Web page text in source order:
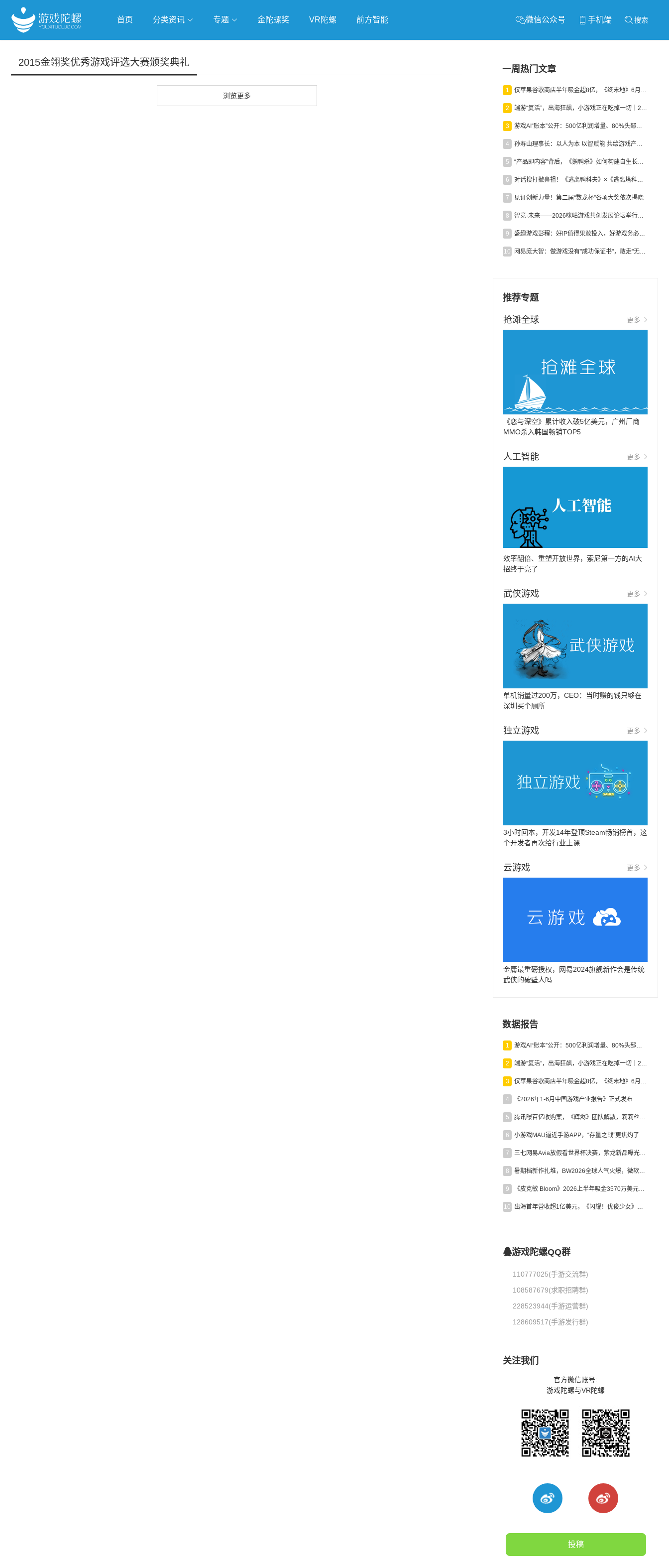
首页 分类资讯 专题
跨界Talk
金陀螺奖 VR陀螺 前方智能 微信公众号 手机端 搜索
2015金翎奖优秀游戏评选大赛颁奖典礼
浏览更多
一周热门文章
1 仅苹果谷歌商店半年吸金超8亿，《终末地》6月份收入显著回暖
2 端游“复活”，出海狂飙，小游戏正在吃掉一切｜2026上半年产业报告
3 游戏AI“账本”公开：500亿利润增量、80%头部入局，谁在闷声发财？
4 孙寿山理事长：以人为本 以智赋能 共绘游戏产业高质量发展新图景
5 “产品即内容”背后，《鹅鸭杀》如何构建自生长生态？
6 对话搜打撤鼻祖！《逃离鸭科夫》×《逃离塔科夫》官方线下沙龙落幕
7 见证创新力量！第二届“数龙杯”各项大奖依次揭晓
8 智竞·未来——2026咪咕游戏共创发展论坛举行：聚力精品内容、AI创作与电竞生态，共建高品质益智健康游戏社区
9 盛趣游戏彭程：好IP值得果敢投入，好游戏务必长效经营
10 网易庞大智：做游戏没有"成功保证书"，敢走"无人区"才是真原创
推荐专题
抢滩全球 更多
《恋与深空》累计收入破5亿美元，广州厂商
MMO杀入韩国畅销TOP5
人工智能 更多
效率翻倍、重塑开放世界，索尼第一方的AI大
招终于亮了
武侠游戏 更多
单机销量过200万，CEO：当时赚的钱只够在
深圳买个厕所
独立游戏 更多
3小时回本，开发14年登顶Steam畅销榜首，这
个开发者再次给行业上课
云游戏 更多
金庸最重磅授权，网易2024旗舰新作会是传统
武侠的破壁人吗
数据报告
1 游戏AI“账本”公开：500亿利润增量、80%头部入局，谁在闷声发财？
2 端游“复活”，出海狂飙，小游戏正在吃掉一切｜2026上半年产业报告
3 仅苹果谷歌商店半年吸金超8亿，《终末地》6月份收入显著回暖
4 《2026年1-6月中国游戏产业报告》正式发布
5 腾讯曝百亿收购案，《辉烬》团队解散，莉莉丝新作曝光｜陀螺周报
6 小游戏MAU逼近手游APP，“存量之战”更焦灼了
7 三七网易Avia放假看世界杯决赛，紫龙新品曝光，米哈游新作上线 | 陀螺周报
8 暑期档新作扎堆，BW2026全球人气火爆，微软XBOX大裁员|陀螺周报
9 《皮克敏 Bloom》2026上半年吸金3570万美元，中国台湾成最大市场
10 出海首年营收超1亿美元，《闪耀！优俊少女》美国市场占比达七成
游戏陀螺QQ群
110777025(手游交流群)
108587679(求职招聘群)
228523944(手游运营群)
128609517(手游发行群)
关注我们
官方微信账号:
游戏陀螺与VR陀螺
投稿